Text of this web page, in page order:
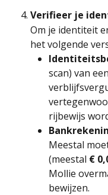
Verifieer je
Om je identiteit
het volgende
scan) van
rijbewijs
Meestal
(meestal €
Mollie
bewijzen.